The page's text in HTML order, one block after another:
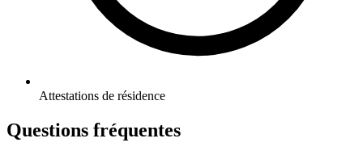
Attestations de résidence
Questions fréquentes